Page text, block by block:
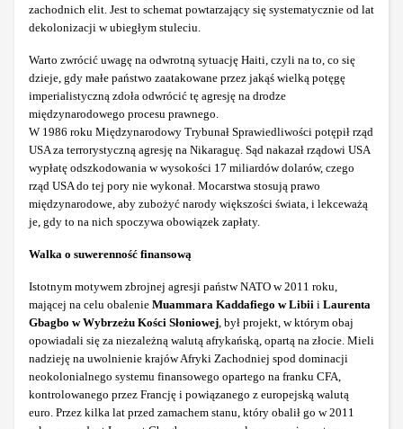
zachodnich elit. Jest to schemat powtarzający się systematycznie od lat
dekolonizacji w ubiegłym stuleciu.
Warto zwrócić uwagę na odwrotną sytuację Haiti, czyli na to, co się
dzieje, gdy małe państwo zaatakowane przez jakąś wielką potęgę
imperialistyczną zdoła odwrócić tę agresję na drodze
międzynarodowego procesu prawnego.
W 1986 roku Międzynarodowy Trybunał Sprawiedliwości potępił rząd
USA za terrorystyczną agresję na Nikaraguę. Sąd nakazał rządowi USA
wypłatę odszkodowania w wysokości 17 miliardów dolarów, czego
rząd USA do tej pory nie wykonał. Mocarstwa stosują prawo
międzynarodowe, aby zubożyć narody większości świata, i lekceważą
je, gdy to na nich spoczywa obowiązek zapłaty.
Walka o suwerenność finansową
Istotnym motywem zbrojnej agresji państw NATO w 2011 roku,
mającej na celu obalenie Muammara Kaddafiego w Libii i Laurenta
Gbagbo w Wybrzeżu Kości Słoniowej, był projekt, w którym obaj
opowiadali się za niezależną walutą afrykańską, opartą na złocie. Mieli
nadzieję na uwolnienie krajów Afryki Zachodniej spod dominacji
neokolonialnego systemu finansowego opartego na franku CFA,
kontrolowanego przez Francję i powiązanego z europejską walutą
euro. Przez kilka lat przed zamachem stanu, który obalił go w 2011